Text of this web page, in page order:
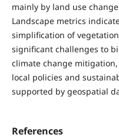
mainly by land use
Landscape metrics
simplification of
significant challenges to
climate change
local policies and
supported by geospatial
References